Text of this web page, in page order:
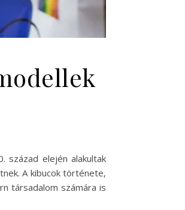
század elején alakultak
A kibucok története,
társadalom számára is